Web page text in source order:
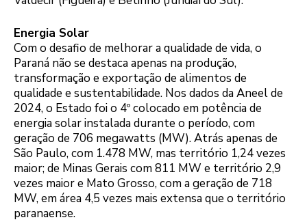
Energia Solar
Com o desafio de melhorar a qualidade de vida, o
Paraná não se destaca apenas na produção,
transformação e exportação de alimentos de
qualidade e sustentabilidade. Nos dados da Aneel de
2024, o Estado foi o 4º colocado em potência de
energia solar instalada durante o período, com
geração de 706 megawatts (MW). Atrás apenas de
São Paulo, com 1.478 MW, mas território 1,24 vezes
maior; de Minas Gerais com 811 MW e território 2,9
vezes maior e Mato Grosso, com a geração de 718
MW, em área 4,5 vezes mais extensa que o território
paranaense.